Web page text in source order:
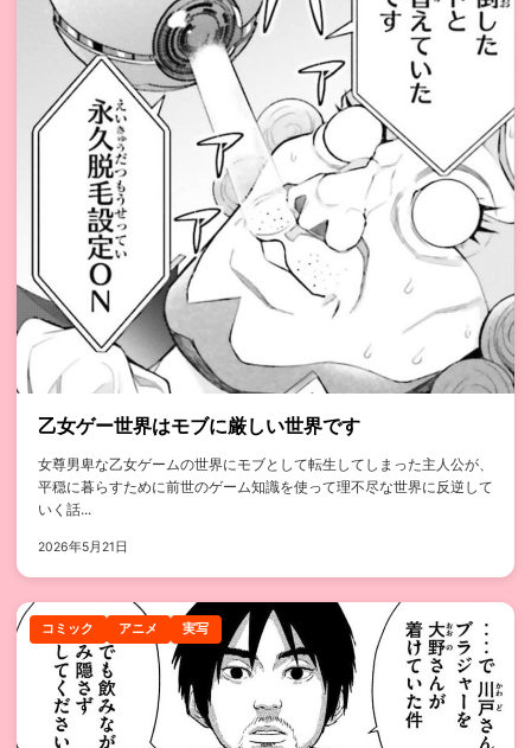
乙女ゲー世界はモブに厳しい世界です
女尊男卑な乙女ゲームの世界にモブとして転生してしまった主人公が、
平穏に暮らすために前世のゲーム知識を使って理不尽な世界に反逆して
いく話...
2026年5月21日
コミック アニメ 実写